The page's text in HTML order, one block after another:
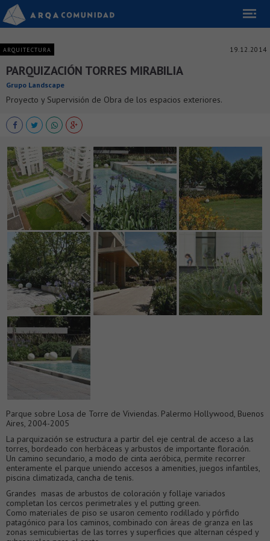
ARQUITECTURA 19.12.2014
PARQUIZACIÓN TORRES MIRABILIA
Grupo Landscape
Proyecto y Supervisión de Obra de los espacios exteriores.
Parque sobre Losa de Torre de Viviendas. Palermo Hollywood, Buenos
Aires, 2004-2005
La parquización se estructura a partir del eje central de acceso a las
torres, bordeado con herbáceas y arbustos de importante floración.
Un camino secundario, a modo de cinta aeróbica, permite recorrer
enteramente el parque uniendo accesos a amenities, juegos infantiles,
piscina climatizada, cancha de tenis.
Grandes masas de arbustos de coloración y follaje variados
completan los cercos perimetrales y el putting green.
Como materiales de piso se usaron cemento rodillado y pórfido
patagónico para los caminos, combinado con áreas de granza en las
zonas semicubiertas de las torres y superficies que alternan césped y